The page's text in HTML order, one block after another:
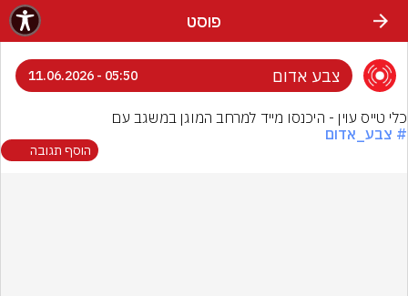
פוסט
צבע אדום 05:50 - 11.06.2026
כלי טייס עוין - היכנסו מייד למרחב המוגן במשגב עם
# צבע_אדום
הוסף תגובה